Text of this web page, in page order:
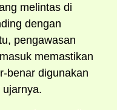
melintas di
dengan
pengawasan
memastikan
benar digunakan
ujarnya.